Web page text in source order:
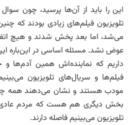
این را باید از آن‌ها پرسید، چون
تلویزیون فیلم‌های زیادی بودند که
می‌شد، اما بعد پخش شدند و هیچ
عوض نشد. مسئله اساسی در این‌باره
داریم که نماینده‌اش همین آدم‌ها و
فیلم‌ها و سریال‌های تلویزیون
مودب هستند و نشان می‌دهند همه
بخش دیگری هم هست که مردم
تلویزیون می‌بینیم فاصله دارند.